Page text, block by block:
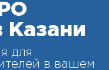
Казани
для
в вашем